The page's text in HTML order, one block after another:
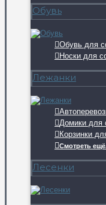
Обувь
Обувь для
Носки для
Лежанки
Домики для
Корзинки
Смотреть
Лесенки